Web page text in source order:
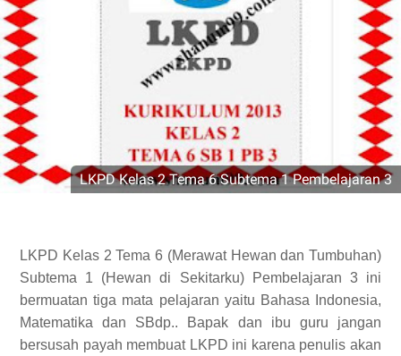
LKPD Kelas 2 Tema 6 Subtema 1 Pembelajaran 3
LKPD Kelas 2 Tema 6 (Merawat Hewan dan Tumbuhan)
Subtema 1 (Hewan di Sekitarku) Pembelajaran 3 ini
bermuatan tiga mata pelajaran yaitu Bahasa Indonesia,
Matematika dan SBdp.. Bapak dan ibu guru jangan
bersusah payah membuat LKPD ini karena penulis akan